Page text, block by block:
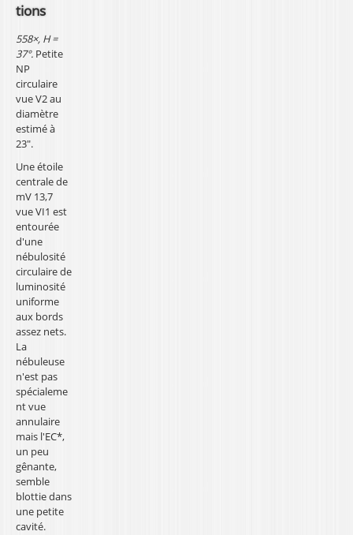
tions
558×, H =
37°. Petite
NP
circulaire
vue V2 au
diamètre
estimé à
23".
Une étoile
centrale de
mV 13,7
vue VI1 est
entourée
d'une
nébulosité
circulaire de
luminosité
uniforme
aux bords
assez nets.
La
nébuleuse
n'est pas
spécialeme
nt vue
annulaire
mais l'EC*,
un peu
gênante,
semble
blottie dans
une petite
cavité.